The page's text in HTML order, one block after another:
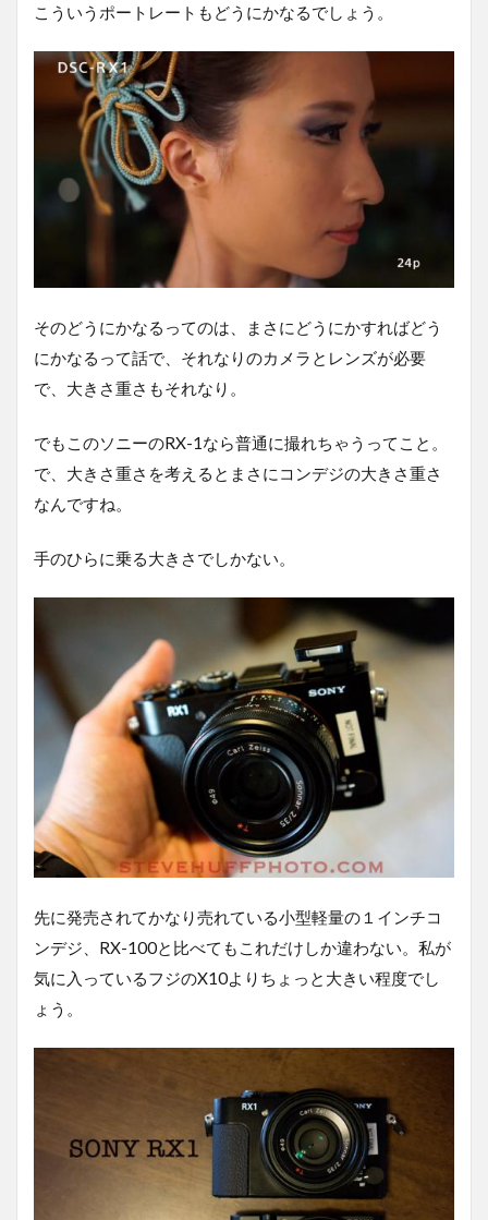
こういうポートレートもどうにかなるでしょう。
そのどうにかなるってのは、まさにどうにかすればどう
にかなるって話で、それなりのカメラとレンズが必要
で、大きさ重さもそれなり。
でもこのソニーのRX-1なら普通に撮れちゃうってこと。
で、大きさ重さを考えるとまさにコンデジの大きさ重さ
なんですね。
手のひらに乗る大きさでしかない。
先に発売されてかなり売れている小型軽量の１インチコ
ンデジ、RX-100と比べてもこれだけしか違わない。私が
気に入っているフジのX10よりちょっと大きい程度でし
ょう。